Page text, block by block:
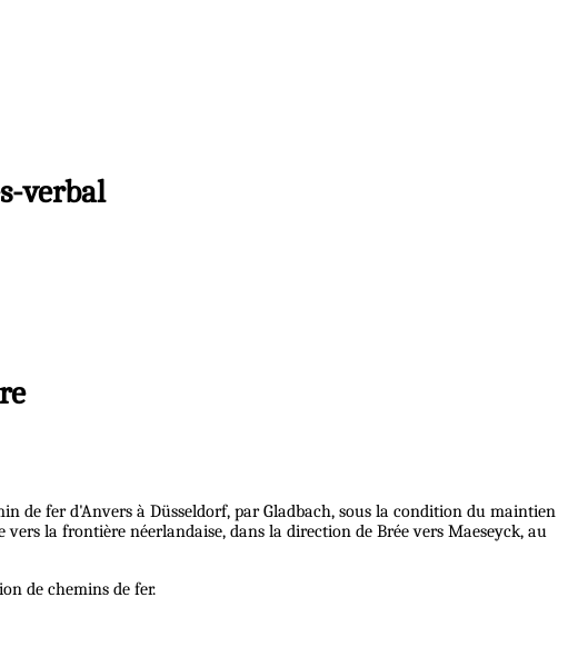
verbal
de fer d'Anvers à Düsseldorf, par Gladbach, sous la condition du maintien
la frontière néerlandaise, dans la direction de Brée vers Maeseyck, au
de chemins de fer.